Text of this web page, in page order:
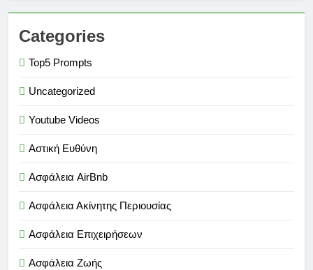
Categories
Top5 Prompts
Uncategorized
Youtube Videos
Αστική Ευθύνη
Ασφάλεια AirBnb
Ασφάλεια Ακίνητης Περιουσίας
Ασφάλεια Επιχειρήσεων
Ασφάλεια Ζωής